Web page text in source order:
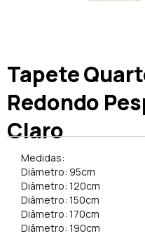
Tapete
Redondo
Claro
Medidas:
Diâmetro: 95cm
Diâmetro: 120cm
Diâmetro: 150cm
Diâmetro: 170cm
Diâmetro: 190cm